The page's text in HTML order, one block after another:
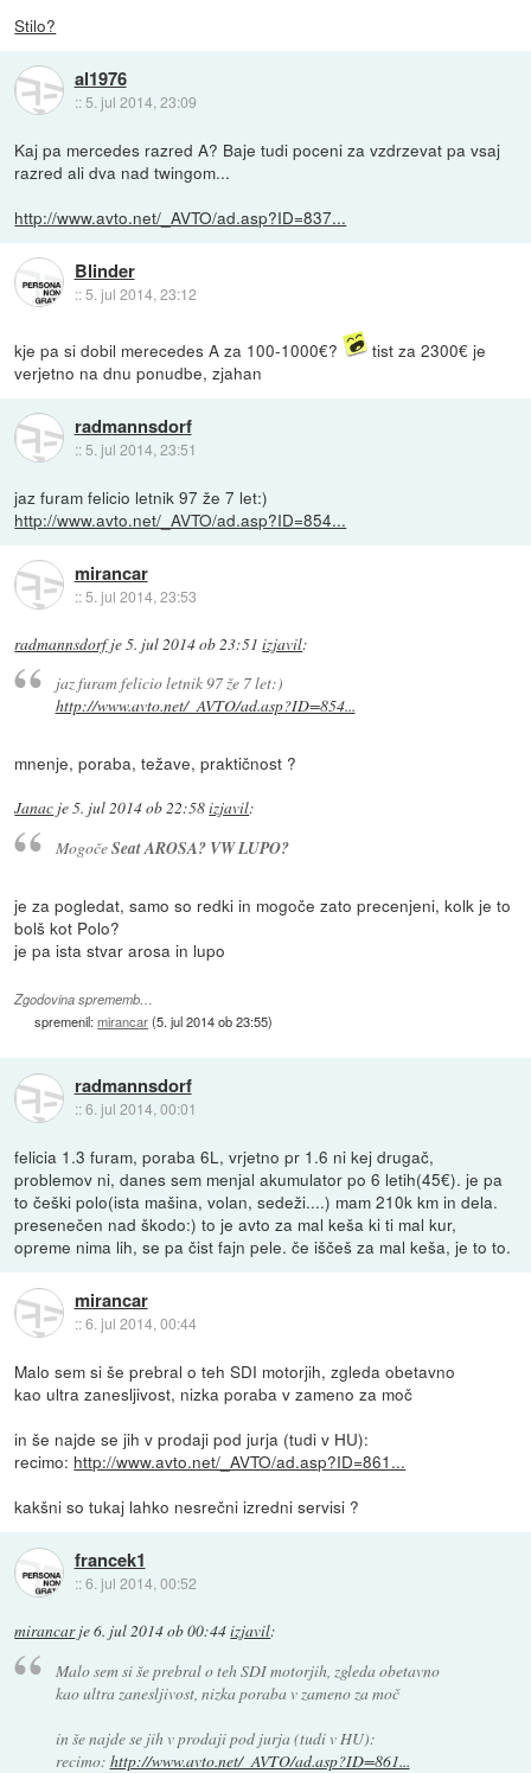
Stilo?
al1976
:: 5. jul 2014, 23:09
Kaj pa mercedes razred A? Baje tudi poceni za vzdrzevat pa vsaj
razred ali dva nad twingom...
http://www.avto.net/_AVTO/ad.asp?ID=837...
Blinder
::5. jul 2014, 23:12
kje pa si dobil merecedes A za 100-1000€?
tist za 2300€ je
verjetno na dnu ponudbe, zjahan
radmannsdorf
:: 5. jul 2014, 23:51
jaz furam felicio letnik 97 že 7 let:)
http://www.avto.net/_AVTO/ad.asp?ID=854...
mirancar
::5. jul 2014, 23:53
radmannsdorfje5. jul 2014 ob 23:51 izjavil:
jaz furam felicio letnik 97 že 7 let:)
http://www.avto.net/_AVTO/ad.asp?ID=854...
mnenje, poraba, težave, praktičnost ?
Janac je5. jul 2014 ob 22:58izjavil:
MogočeSeat AROSA? VW LUPO?
je za pogledat, samo so redki in mogoče zato precenjeni, kolk je to
bolš kot Polo?
je pa ista stvar arosa in lupo
Zgodovina sprememb…
spremenil:mirancar(5. jul 2014 ob 23:55)
radmannsdorf
::6. jul 2014, 00:01
felicia 1.3 furam, poraba 6L, vrjetno pr 1.6 ni kej drugač,
problemov ni, danes sem menjal akumulator po 6 letih(45€). je pa
to češki polo(ista mašina, volan, sedeži....) mam 210k km in dela.
presenečen nad škodo:) to je avto za mal keša ki ti mal kur,
opreme nima lih, se pa čist fajn pele. če iščeš za mal keša, je to to.
mirancar
::6. jul 2014, 00:44
Malo sem si še prebral o teh SDI motorjih, zgleda obetavno
kao ultra zanesljivost, nizka poraba v zameno za moč
in še najde se jih v prodaji pod jurja (tudi v HU):
recimo: http://www.avto.net/_AVTO/ad.asp?ID=861...
kakšni so tukaj lahko nesrečni izredni servisi ?
francek1
::6. jul 2014, 00:52
mirancarje6. jul 2014 ob 00:44izjavil:
Malo sem si še prebral o teh SDI motorjih, zgleda obetavno
kao ultra zanesljivost, nizka poraba v zameno za moč
in še najde se jih v prodaji pod jurja (tudi v HU):
recimo: http://www.avto.net/_AVTO/ad.asp?ID=861...